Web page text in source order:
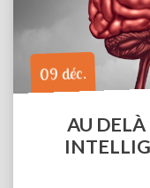
09 déc.
AU DELÀ